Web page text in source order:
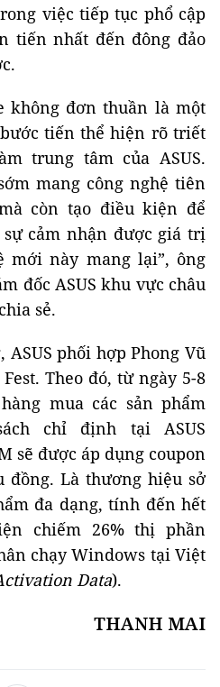
việc tiếp tục phổ cập
tiến nhất đến đông đảo
không đơn thuần là một
tiến thể hiện rõ triết
trung tâm của ASUS.
mang công nghệ tiên
còn tạo điều kiện để
cảm nhận được giá trị
mới này mang lại”, ông
đốc ASUS khu vực châu
sẻ.
phối hợp Phong Vũ
Theo đó, từ ngày 5-8
mua các sản phẩm
chỉ định tại ASUS
sẽ được áp dụng coupon
Là thương hiệu sở
đa dạng, tính đến hết
chiếm 26% thị phần
chạy Windows tại Việt
Data).
THANH MAI